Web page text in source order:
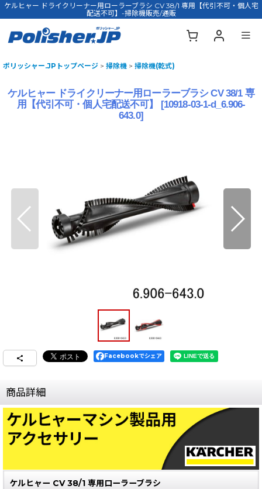
ケルヒャー ドライクリーナー用ローラーブラシ CV 38/1 専用【代引不可・個人宅
配送不可】-掃除機販売/通販
ポリッシャー.JPトップページ > 掃除機 > 掃除機(乾式)
ケルヒャー ドライクリーナー用ローラーブラシ CV 38/1 専
用【代引不可・個人宅配送不可】
[10918-03-1-d_6.906-
643.0]
Facebookでシェア
商品詳細
ケルヒャー CV 38/1 専用ローラーブラシ